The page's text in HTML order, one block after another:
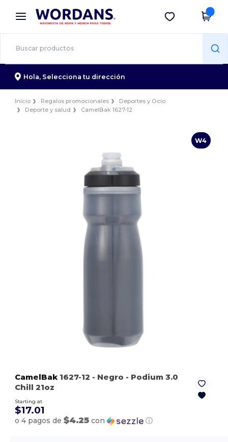
× App de Wordans
¡Mejores precios en app!
Descargar app
Hola, Selecciona tu dirección
Inicio Regalos promocionales
Deportes y Ocio
Deporte y salud
CamelBak 1627-12
W4
CamelBak1627-12 - Negro - Podium 3.0
Chill 21oz
Starting at
$17.01
o 4 pagos de$4.25 con ⓘ